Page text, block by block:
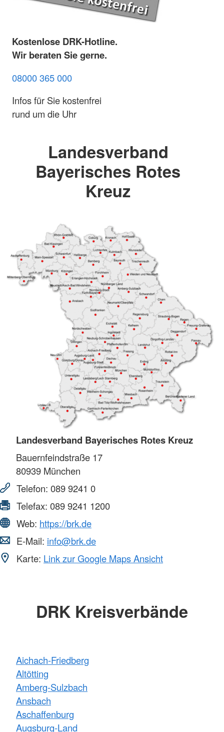
Kostenlose DRK-Hotline.
Wir beraten Sie gerne.
08000 365 000
Infos für Sie kostenfrei
rund um die Uhr
Landesverband
Bayerisches Rotes
Kreuz
Landesverband Bayerisches Rotes Kreuz
Bauernfeindstraße 17
80939 München
Telefon: 089 9241 0
Telefax: 089 9241 1200
Web: https://brk.de
E-Mail: info@brk.de
Karte: Link zur Google Maps Ansicht
DRK Kreisverbände
Aichach-Friedberg
Altötting
Amberg-Sulzbach
Ansbach
Aschaffenburg
Augsburg-Land